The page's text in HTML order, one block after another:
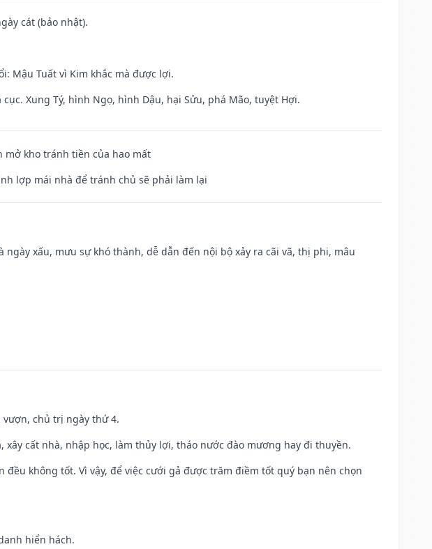
cát (bảo nhật).
Mậu Tuất vì Kim khắc mà được lợi.
Xung Tý, hình Ngọ, hình Dậu, hại Sửu, phá Mão, tuyệt Hợi.
mở kho tránh tiền của hao mất
lợp mái nhà để tránh chủ sẽ phải làm lại
xấu, mưu sự khó thành, dễ dẫn đến nội bộ xảy ra cãi vã, thị phi, mâu
vượn, chủ trị ngày thứ 4.
cất nhà, nhập học, làm thủy lợi, tháo nước đào mương hay đi thuyền.
không tốt. Vì vậy, để việc cưới gả được trăm điềm tốt quý bạn nên chọn
hiển hách.